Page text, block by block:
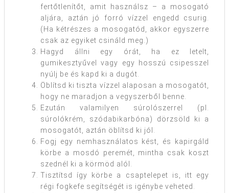
fertőtlenítőt, amit használsz – a mosogató
aljára, aztán jó forró vízzel engedd csurig.
(Ha kétrészes a mosogatód, akkor egyszerre
csak az egyiket csináld meg.)
Hagyd állni egy órát, ha ez letelt,
gumikesztyűvel vagy egy hosszú csipesszel
nyúlj be és kapd ki a dugót.
Öblítsd ki tiszta vízzel alaposan a mosogatót,
hogy ne maradjon a vegyszerből benne.
Ezután valamilyen súrolószerrel (pl.
súrolókrém, szódabikarbóna) dörzsöld ki a
mosogatót, aztán öblítsd ki jól.
Fogj egy nemhasználatos kést, és kapirgáld
körbe a mosdó peremét, mintha csak koszt
szednél ki a körmöd alól.
Tisztítsd így körbe a csaptelepet is, itt egy
régi fogkefe segítségét is igénybe veheted.